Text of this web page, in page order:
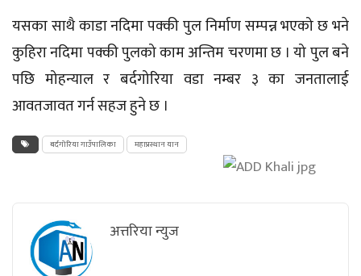
यसका साथै काडा नदिमा पक्की पुल निर्माण सम्पन्न भएको छ भने
कुहिरा नदिमा पक्की पुलको काम अन्तिम चरणमा छ । यो पुल बने
पछि मोहन्याल र बर्दगोरिया वडा नम्बर ३ का जनतालाई
आवतजावत गर्न सहज हुने छ ।
बर्दगोरिया गाउँपालिका महाप्रस्थान यान
अत्तरिया न्युज